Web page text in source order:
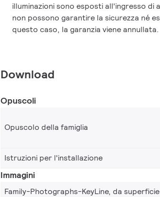
eccezionale.
illuminazioni sono esposti all'ingresso di
non possono garantire la sicurezza né
questo caso, la garanzia viene annullata.
Download
Opuscoli
Opuscolo della famiglia
Istruzioni per l'installazione
Immagini
Family-Photographs-KeyLine, da